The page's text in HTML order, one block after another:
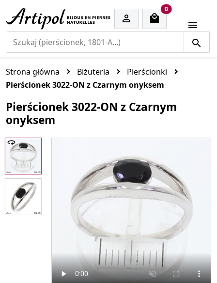

0cart items

Strona główna Biżuteria
Pierścionki
Pierścionek 3022-ON z Czarnym onyksem
Pierścionek 3022-ON z Czarnym
onyksem